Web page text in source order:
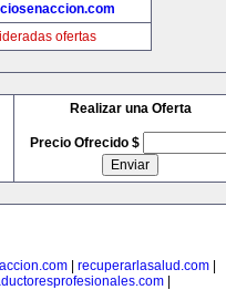
ofertas
Realizar una Oferta
Precio Ofrecido $
recuperarlasalud.com